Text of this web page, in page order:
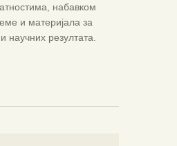
набавком
и материјала за
научних резултата.